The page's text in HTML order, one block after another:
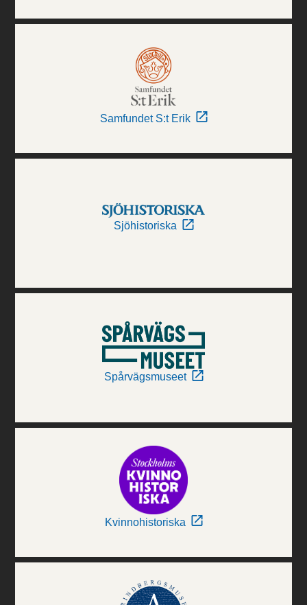
Samfundet S:t Erik
Sjöhistoriska
Spårvägsmuseet
Kvinnohistoriska